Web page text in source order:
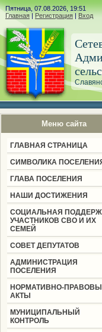
Пятница, 07.08.2026, 19:51
Главная | Регистрация | Вход
Меню сайта
ГЛАВНАЯ СТРАНИЦА
СИМВОЛИКА
ГЛАВА ПОСЕЛЕНИЯ
НАШИ ДОСТИЖЕНИЯ
СОЦИАЛЬНАЯ
УЧАСТНИКОВ СВО И ИХ
СЕМЕЙ
СОВЕТ ДЕПУТАТОВ
АДМИНИСТРАЦИЯ
ПОСЕЛЕНИЯ
НОРМАТИВНО-
АКТЫ
МУНИЦИПАЛЬНЫЙ
КОНТРОЛЬ